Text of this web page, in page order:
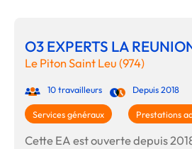
O3 EXPERTS LA
Le Piton Saint Leu (974)
10 travailleurs Depuis 2018
Services généraux Prestations
Cette EA est ouverte depuis